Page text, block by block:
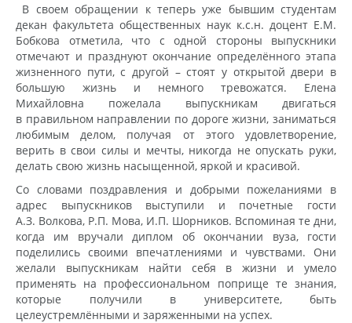
В своем обращении к теперь уже бывшим студентам
декан факультета общественных наук к.с.н. доцент Е.М.
Бобкова отметила, что с одной стороны выпускники
отмечают и празднуют окончание определённого этапа
жизненного пути, с другой – стоят у открытой двери в
большую жизнь и немного тревожатся. Елена
Михайловна пожелала выпускникам двигаться
в правильном направлении по дороге жизни, заниматься
любимым делом, получая от этого удовлетворение,
верить в свои силы и мечты, никогда не опускать руки,
делать свою жизнь насыщенной, яркой и красивой.
Со словами поздравления и добрыми пожеланиями в
адрес выпускников выступили и почетные гости
А.З. Волкова, Р.П. Мова, И.П. Шорников. Вспоминая те дни,
когда им вручали диплом об окончании вуза, гости
поделились своими впечатлениями и чувствами. Они
желали выпускникам найти себя в жизни и умело
применять на профессиональном поприще те знания,
которые получили в университете, быть
целеустремлёнными и заряженными на успех.